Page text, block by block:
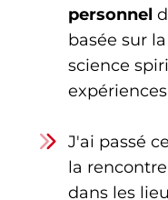
personnel
basée sur
science
J'ai passé
la
dans les